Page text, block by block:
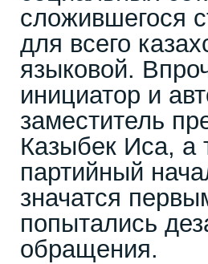
сложившегося
для всего
языковой.
инициатор и
заместитель
Казыбек Иса, а
партийный
значатся
попытались
обращения.